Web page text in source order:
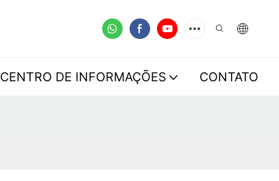
CENTRO DE INFORMAÇÕES CONTATO